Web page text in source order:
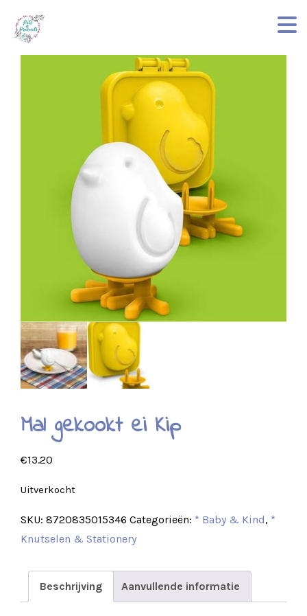
Mal gekookt ei Kip
€13.20
Uitverkocht
SKU: 8720835015346 Categorieën: * Baby & Kind, *
Knutselen & Stationery
Beschrijving Aanvullende informatie